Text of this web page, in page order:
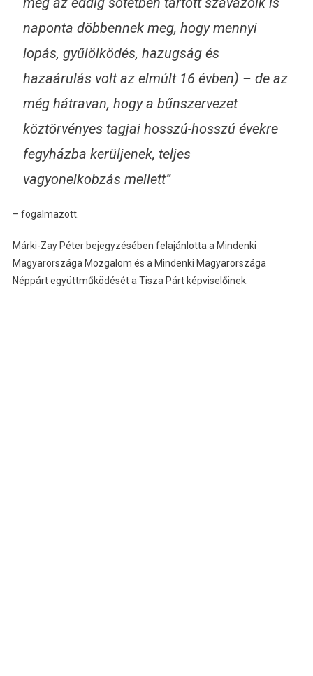
naponta döbbennek meg, hogy mennyi
lopás, gyűlölködés, hazugság és
hazaárulás volt az elmúlt 16 évben) – de az
még hátravan, hogy a bűnszervezet
köztörvényes tagjai hosszú-hosszú évekre
fegyházba kerüljenek, teljes
vagyonelkobzás mellett”
– fogalmazott.
Márki-Zay Péter bejegyzésében felajánlotta a Mindenki
Magyarországa Mozgalom és a Mindenki Magyarországa
Néppárt együttműködését a Tisza Párt képviselőinek.